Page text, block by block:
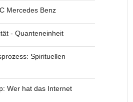
Mercedes Benz
- Quanteneinheit
Spirituellen
Wer hat das Internet